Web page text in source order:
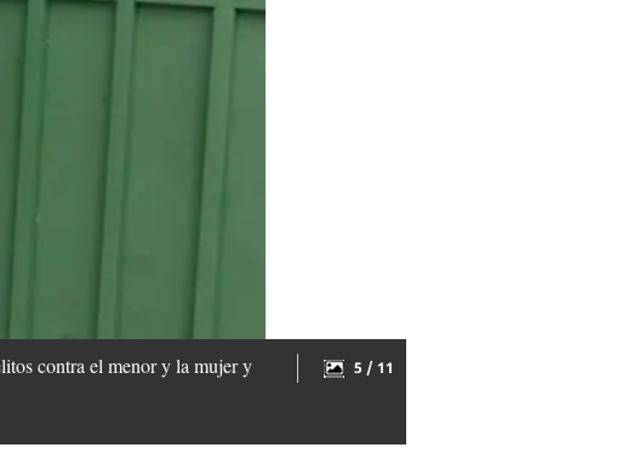
contra el menor y la mujer y
5 / 11